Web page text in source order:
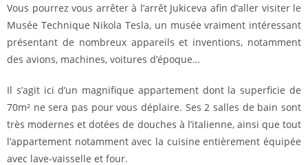
Vous pourrez vous arrêter à l’arrêt Jukiceva afin d’aller visiter le
Musée Technique Nikola Tesla, un musée vraiment intéressant
présentant de nombreux appareils et inventions, notamment
des avions, machines, voitures d’époque…
Il s’agit ici d’un magnifique appartement dont la superficie de
70m² ne sera pas pour vous déplaire. Ses 2 salles de bain sont
très modernes et dotées de douches à l’italienne, ainsi que tout
l’appartement notamment avec la cuisine entièrement équipée
avec lave-vaisselle et four.